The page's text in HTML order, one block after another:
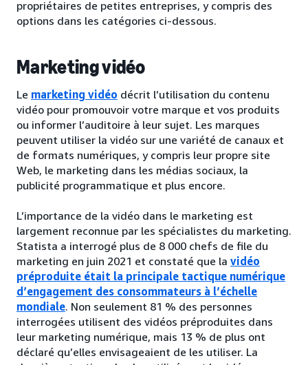
propriétaires de petites entreprises, y compris des
options dans les catégories ci-dessous.
Marketing vidéo
Le marketing vidéo décrit l’utilisation du contenu
vidéo pour promouvoir votre marque et vos produits
ou informer l’auditoire à leur sujet. Les marques
peuvent utiliser la vidéo sur une variété de canaux et
de formats numériques, y compris leur propre site
Web, le marketing dans les médias sociaux, la
publicité programmatique et plus encore.
L’importance de la vidéo dans le marketing est
largement reconnue par les spécialistes du marketing.
Statista a interrogé plus de 8 000 chefs de file du
marketing en juin 2021 et constaté que la vidéo
préproduite était la principale tactique numérique
d’engagement des consommateurs à l’échelle
mondiale. Non seulement 81 % des personnes
interrogées utilisent des vidéos préproduites dans
leur marketing numérique, mais 13 % de plus ont
déclaré qu’elles envisageaient de les utiliser. La